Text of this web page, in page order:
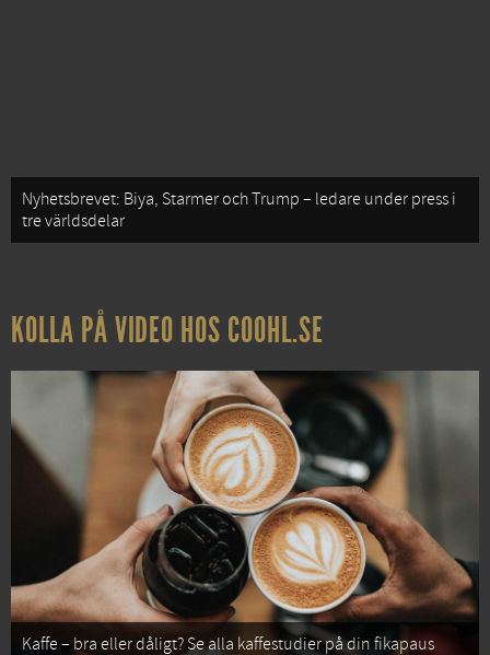
Nyhetsbrevet: Biya, Starmer och Trump – ledare under press i
tre världsdelar
KOLLA PÅ VIDEO HOS COOHL.SE
Kaffe – bra eller dåligt? Se alla kaffestudier på din fikapaus